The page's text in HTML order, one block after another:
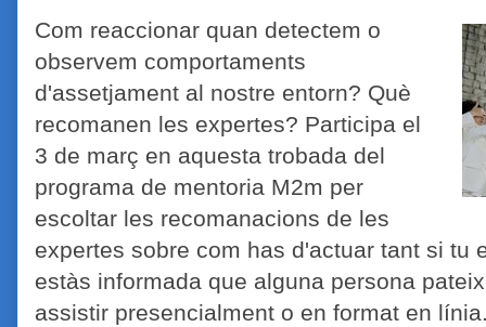
Com reaccionar quan detectem o
observem comportaments
d'assetjament al nostre entorn? Què
recomanen les expertes? Participa el
3 de març en aquesta trobada del
programa de mentoria M2m per
escoltar les recomanacions de les
expertes sobre com has d'actuar tant si tu
estàs informada que alguna persona
assistir presencialment o en format en